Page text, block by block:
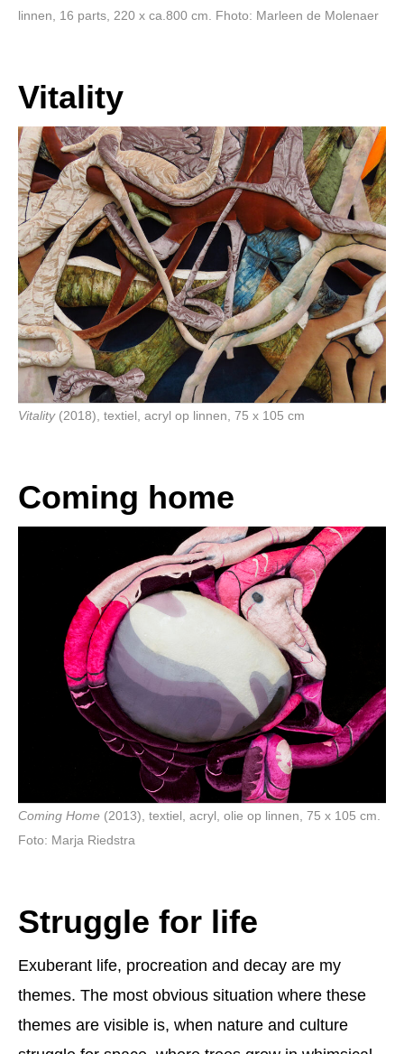
linnen, 16 parts, 220 x ca.800 cm. Fhoto: Marleen de Molenaer
Vitality
Vitality(2018), textiel, acryl op linnen, 75 x 105 cm
Coming home
Coming Home (2013), textiel, acryl, olie op linnen, 75 x 105 cm.
Foto: Marja Riedstra
Struggle for life
Exuberant life, procreation and decay are my
themes. The most obvious situation where these
themes are visible is, when nature and culture